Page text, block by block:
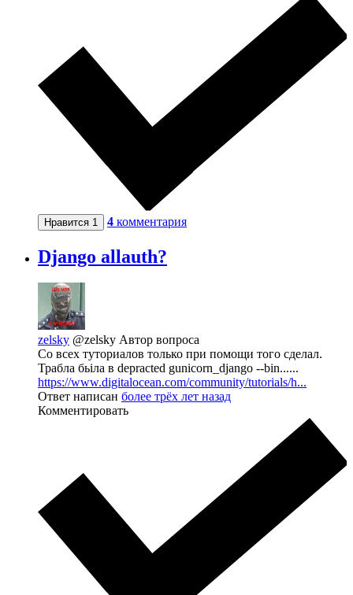
Нравится 1 4 комментария
Django allauth?
zelsky @zelsky Автор вопроса
Со всех туториалов только при помощи того сделал.
Трабла бьіла в depracted gunicorn_django --bin......
https://www.digitalocean.com/community/tutorials/h...
Ответ написан более трёх лет назад
Комментировать